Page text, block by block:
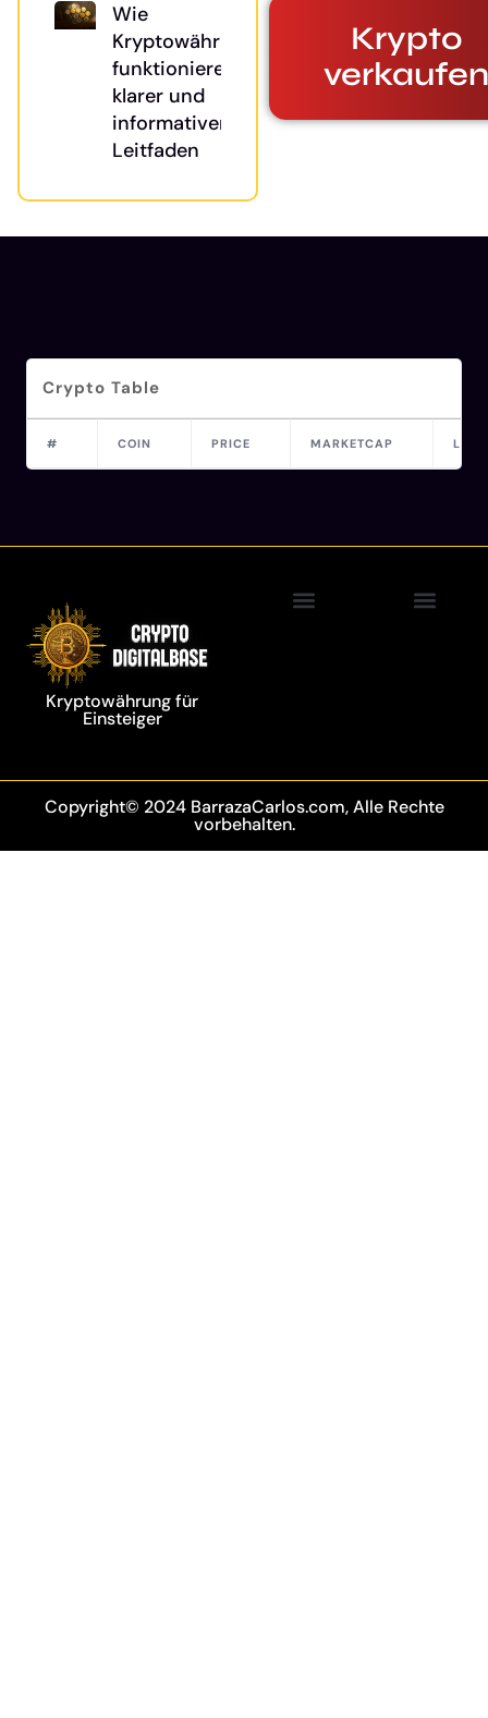
Wie
Kryptowährungen
funktionieren: Ein
klarer und
informativer
Leitfaden
Krypto
Crypto Table
# COIN PRICE MARKETCAP
Kryptowährung für
Einsteiger
Copyright© 2024 BarrazaCarlos.com, Alle Rechte
vorbehalten.